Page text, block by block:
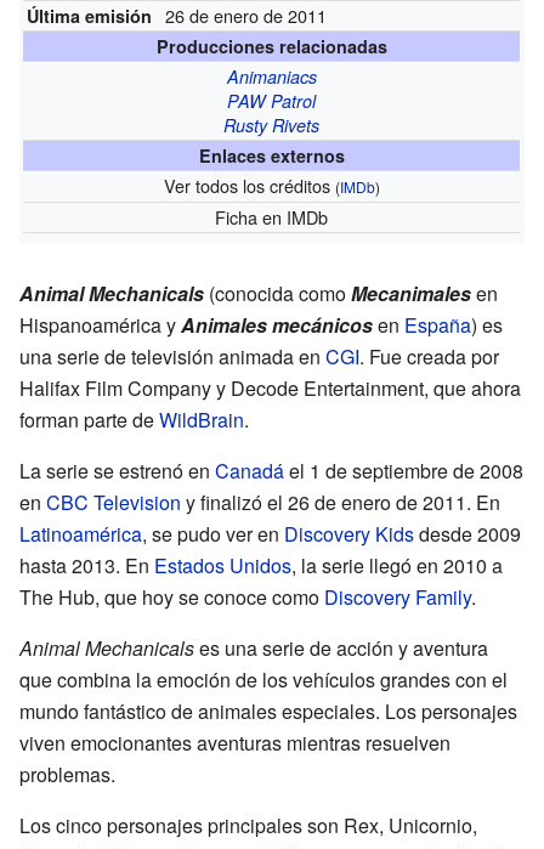
Última emisión 26 de enero de 2011
Producciones relacionadas
Animaniacs
PAW Patrol
Rusty Rivets
Enlaces externos
Ver todos los créditos (IMDb)
Fichaen IMDb
Animal Mechanicals (conocida comoMecanimalesen
Hispanoamérica yAnimales mecánicosen España) es
una serie de televisión animada en CGI. Fue creada por
Halifax Film Company y Decode Entertainment, que ahora
forman parte deWildBrain.
La serie se estrenó en Canadáel 1 de septiembre de 2008
en CBC Television y finalizó el 26 de enero de 2011. En
Latinoamérica, se pudo ver en Discovery Kidsdesde 2009
hasta 2013. En Estados Unidos, la serie llegó en 2010 a
The Hub, que hoy se conoce como Discovery Family.
Animal Mechanicalses una serie de acción y aventura
que combina la emoción de los vehículos grandes con el
mundo fantástico de animales especiales. Los personajes
viven emocionantes aventuras mientras resuelven
problemas.
Los cinco personajes principales son Rex, Unicornio,